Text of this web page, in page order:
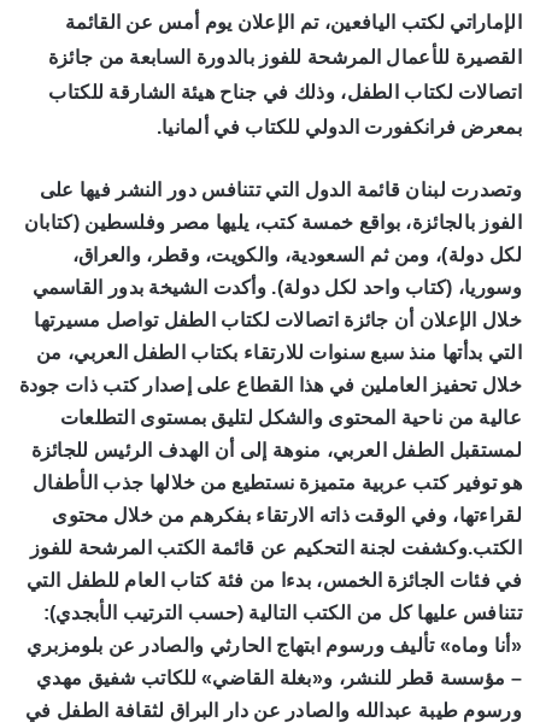
الإماراتي لكتب اليافعين، تم الإعلان يوم أمس عن القائمة
القصيرة للأعمال المرشحة للفوز بالدورة السابعة من جائزة
اتصالات لكتاب الطفل، وذلك في جناح هيئة الشارقة للكتاب
بمعرض فرانكفورت الدولي للكتاب في ألمانيا.
وتصدرت لبنان قائمة الدول التي تتنافس دور النشر فيها على
الفوز بالجائزة، بواقع خمسة كتب، يليها مصر وفلسطين (كتابان
لكل دولة)، ومن ثم السعودية، والكويت، وقطر، والعراق،
وسوريا، (كتاب واحد لكل دولة). وأكدت الشيخة بدور القاسمي
خلال الإعلان أن جائزة اتصالات لكتاب الطفل تواصل مسيرتها
التي بدأتها منذ سبع سنوات للارتقاء بكتاب الطفل العربي، من
خلال تحفيز العاملين في هذا القطاع على إصدار كتب ذات جودة
عالية من ناحية المحتوى والشكل لتليق بمستوى التطلعات
لمستقبل الطفل العربي، منوهة إلى أن الهدف الرئيس للجائزة
هو توفير كتب عربية متميزة نستطيع من خلالها جذب الأطفال
لقراءتها، وفي الوقت ذاته الارتقاء بفكرهم من خلال محتوى
الكتب.وكشفت لجنة التحكيم عن قائمة الكتب المرشحة للفوز
في فئات الجائزة الخمس، بدءا من فئة كتاب العام للطفل التي
تتنافس عليها كل من الكتب التالية (حسب الترتيب الأبجدي):
«أنا وماه» تأليف ورسوم ابتهاج الحارثي والصادر عن بلومزبري
– مؤسسة قطر للنشر، و«بغلة القاضي» للكاتب شفيق مهدي
ورسوم طيبة عبدالله والصادر عن دار البراق لثقافة الطفل في